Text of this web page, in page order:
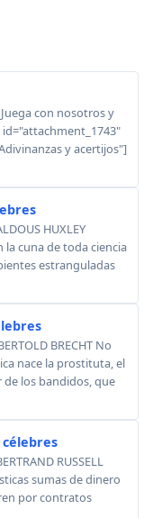
con nosotros y
y acertijos"]
HUXLEY
la cuna de toda ciencia
estranguladas
BRECHT No
nace la prostituta, el
los bandidos, que
célebres
RUSSELL
sumas de dinero
por contratos